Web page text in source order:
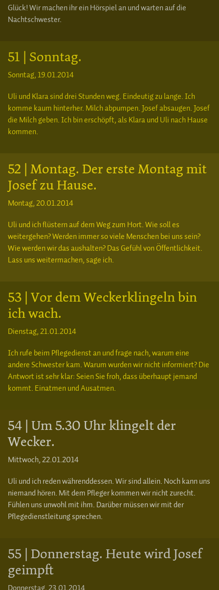
Glück! Wir machen ihr ein Hörspiel an und warten auf die
Nachtschwester.
51 | Sonntag.
Sonntag, 19.01.2014
Uli und Klara sind drei Stunden weg. Eindeutig zu lange. Ich
komme kaum hinterher. Milch abpumpen. Josef absaugen. Josef
die Milch geben. Ich bin erschöpft, als Klara und Uli nach Hause
kommen.
52 | Montag. Der erste Montag mit
Josef zu Hause.
Montag, 20.01.2014
Uli und ich flüstern auf dem Weg zum Hort. Wie soll es
weitergehen? Werden immer so viele Menschen bei uns sein?
Wie werden wir das aushalten? Das Gefühl von Öffentlichkeit.
Lass uns weitermachen, sage ich.
53 | Vor dem Weckerklingeln bin
ich wach.
Dienstag, 21.01.2014
Ich rufe beim Pflegedienst an und frage nach, warum eine
andere Schwester kam. Warum wurden wir nicht informiert? Die
Antwort ist sehr klar: Seien Sie froh, dass überhaupt jemand
kommt. Einatmen und Ausatmen.
54 | Um 5.30 Uhr klingelt der
Wecker.
Mittwoch, 22.01.2014
Uli und ich reden währenddessen. Wir sind allein. Noch kann uns
niemand hören. Mit dem Pfleger kommen wir nicht zurecht.
Fühlen uns unwohl mit ihm. Darüber müssen wir mit der
Pflegedienstleitung sprechen.
55 | Donnerstag. Heute wird Josef
geimpft